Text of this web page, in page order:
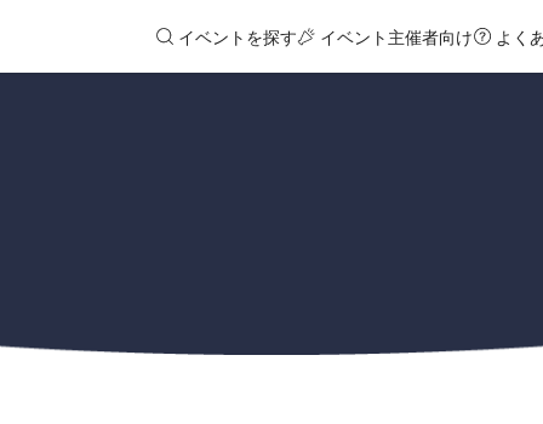
イベントを探す イベント主催者向け よく